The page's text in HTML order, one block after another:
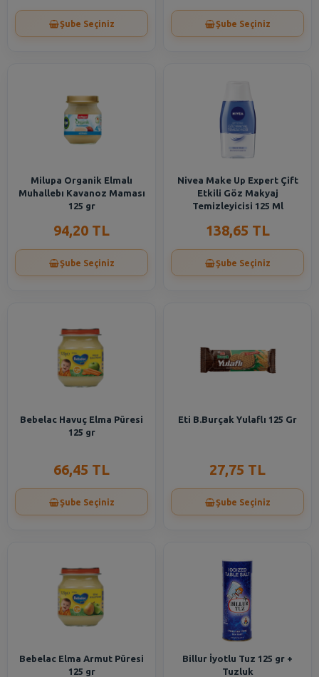
Şube Seçiniz Şube Seçiniz
Milupa Organik Elmalı
Muhallebı Kavanoz Maması
125 gr
94,20 TL
Şube Seçiniz
Nivea Make Up Expert Çift
Etkili Göz Makyaj
Temizleyicisi 125 Ml
138,65 TL
Şube Seçiniz
Bebelac Havuç Elma Püresi
125 gr
66,45 TL
Şube Seçiniz
Eti B.Burçak Yulaflı 125 Gr
27,75 TL
Şube Seçiniz
Bebelac Elma Armut Püresi
125 gr
Billur İyotlu Tuz 125 gr +
Tuzluk